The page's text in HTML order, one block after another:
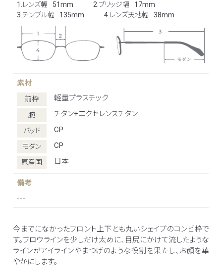
1.レンズ幅 51mm 2.ブリッジ幅
17mm
3.テンプル幅
135mm 4.レンズ天地幅 38mm
素材
前枠 軽量プラスチック
腕 チタン+エクセレンスチタン
パッド CP
モダン CP
原産国 日本
備考
---
今までになかったフロント上下とも丸いシェイプのコンビ枠で
す。ブロウラインを少しだけ太めに、目尻にかけて流したような
ラインがアイラインやまつげのような役割を果たし、お顔を華
やかにします。